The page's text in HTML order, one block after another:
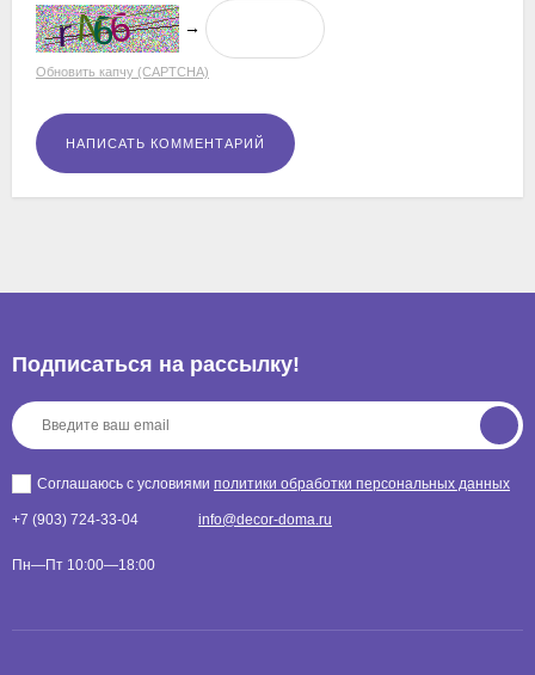
→
Обновить капчу (CAPTCHA)
Подписаться на рассылкy!
Соглашаюсь с условиями политики обработки персональных данных
+7 (903) 724-33-04 info@decor-doma.ru
Пн—Пт 10:00—18:00